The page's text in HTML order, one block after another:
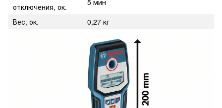
отключения, ок.
Вес, ок.
0,27 кг